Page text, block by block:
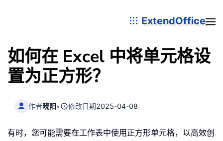
ExtendOffice
如何在 Excel 中将单元格设
置为正方形？
作者晓阳• 修改日期2025-04-08
有时，您可能需要在工作表中使用正方形单元格，以高效创